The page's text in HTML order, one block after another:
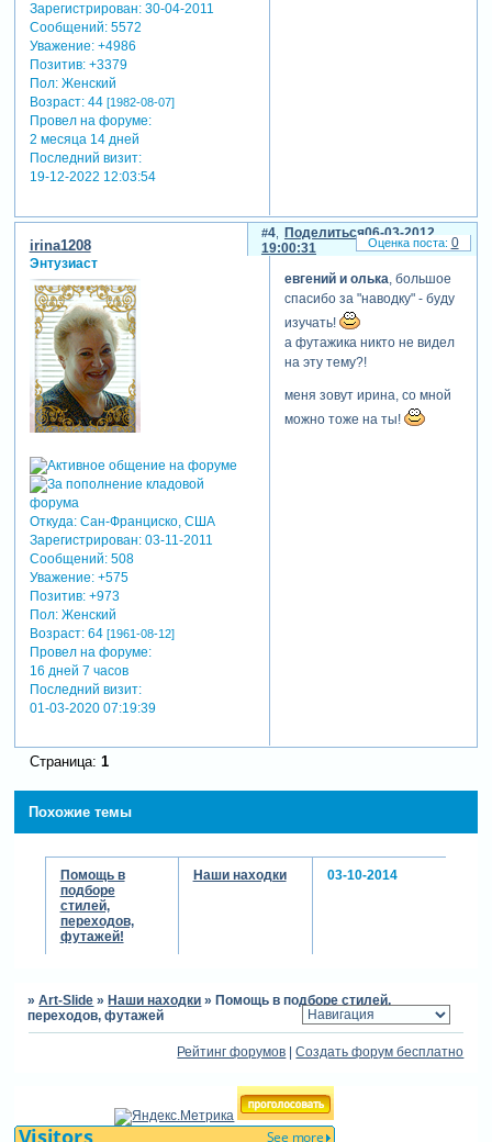
Зарегистрирован: 30-04-2011
Сообщений:5572
Уважение: +4986
Позитив: +3379
Пол:Женский
Возраст:44 [1982-08-07]
Провел на форуме:
2 месяца 14 дней
Последний визит:
19-12-2022 12:03:54
Поделиться
4
06-03-2012
19:00:31
irina1208
Энтузиаст
Откуда:Сан-Франциско, США
Зарегистрирован: 03-11-2011
Сообщений:508
Уважение: +575
Позитив: +973
Пол:Женский
Возраст:64 [1961-08-12]
Провел на форуме:
16 дней 7 часов
Последний визит:
01-03-2020 07:19:39
евгений и олька, большое
спасибо за "наводку" - буду
изучать!
а футажика никто не видел
на эту тему?!
меня зовут ирина, со мной
можно тоже на ты!
0
Страница: 1
Похожие темы
Помощь в
подборе
стилей,
переходов,
футажей!
Наши находки 03-10-2014
»Art-Slide » Наши находки » Помощь в подборе стилей,
переходов, футажей
Рейтинг форумов |Создать форум бесплатно